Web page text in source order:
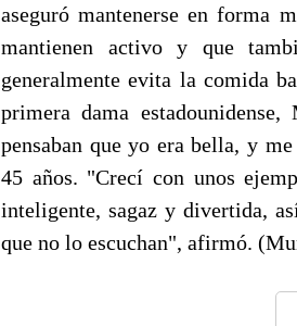
aseguró mantenerse en forma
mantienen activo y que
generalmente evita la comida
primera dama
pensaban que yo era bella, y
45 años. "Crecí con unos
inteligente, sagaz y divertida,
que no lo escuchan", afirmó.